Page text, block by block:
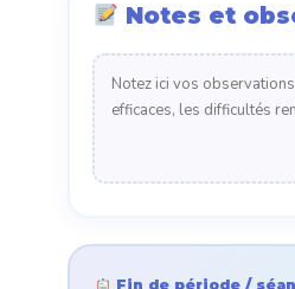
Notes et
Fin de période /